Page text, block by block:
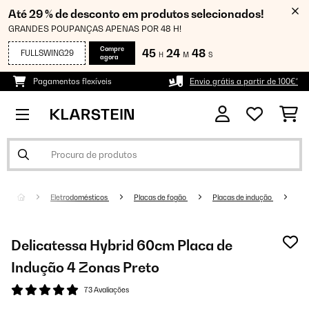
Até 29 % de desconto em produtos selecionados!
GRANDES POUPANÇAS APENAS POR 48 H!
FULLSWING29
Compre
agora
45 H 24 M 48 S
Pagamentos flexíveis Envio grátis a partir de 100€*
Eletrodomésticos Placas de fogão Placas de indução
Delicatessa Hybrid 60cm Placa de
Indução 4 Zonas Preto
73 Avaliações